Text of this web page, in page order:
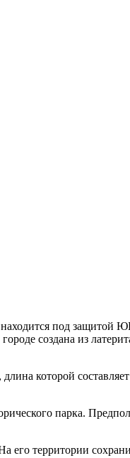
под
создана из
которой
парка.
территории